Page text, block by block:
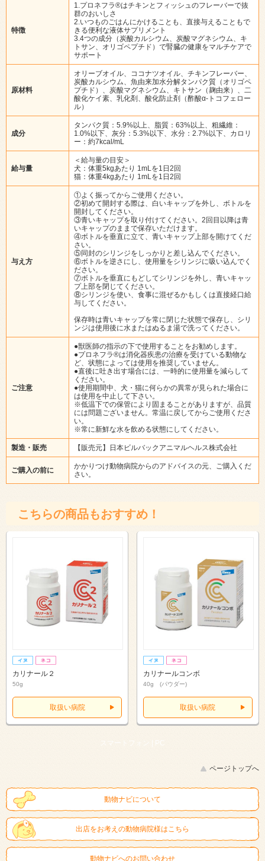
特徴
1.プロネフラ®はチキンとフィッシュのフレーバーで抜
群のおいしさ
2.いつものごはんにかけることも、直接与えることもで
きる便利な液体サプリメント
3.4つの成分（炭酸カルシウム、炭酸マグネシウム、キ
トサン、オリゴペプチド）で腎臓の健康をマルチケアで
サポート
原材料
オリーブオイル、ココナツオイル、チキンフレーバー、
炭酸カルシウム、魚由来加水分解タンパク質（オリゴペ
プチド）、炭酸マグネシウム、キトサン（麹由来）、二
酸化ケイ素、乳化剤、酸化防止剤（酢酸α-トコフェロー
ル）
成分
タンパク質：5.9%以上、脂質：63%以上、粗繊維：
1.0%以下、灰分：5.3%以下、水分：2.7%以下、カロリ
ー：約7kcal/mL
給与量
＜給与量の目安＞
犬：体重5kgあたり 1mLを1日2回
猫：体重4kgあたり 1mLを1日2回
与え方
①よく振ってからご使用ください。
②初めて開封する際は、白いキャップを外し、ボトルを
開封してください。
③青いキャップを取り付けてください。2回目以降は青
いキャップのままで保存いただけます。
④ボトルを垂直に立て、青いキャップ上部を開けてくだ
さい。
⑤同封のシリンジをしっかりと差し込んでください。
⑥ボトルを逆さにし、使用量をシリンジに吸い込んでく
ださい。
⑦ボトルを垂直にもどしてシリンジを外し、青いキャッ
プ上部を閉じてください。
⑧シリンジを使い、食事に混ぜるかもしくは直接経口給
与してください。
保存時は青いキャップを常に閉じた状態で保存し、シリ
ンジは使用後に水またはぬるま湯で洗ってください。
ご注意
●獣医師の指示の下で使用することをお勧めします。
●プロネフラ®は消化器疾患の治療を受けている動物な
ど、状態によっては使用を推奨していません。
●直後に吐き出す場合には、一時的に使用量を減らして
ください。
●使用期間中、犬・猫に何らかの異常が見られた場合に
は使用を中止して下さい。
※低温下での保管により固まることがありますが、品質
には問題ございません。常温に戻してからご使用くださ
い。
※常に新鮮な水を飲める状態にしてください。
製造・販売 【販売元】日本ビルバックアニマルヘルス株式会社
ご購入の前に
かかりつけ動物病院からのアドバイスの元、ご購入くだ
さい。
こちらの商品もおすすめ！
カリナール２
50g
取扱い病院
カリナールコンボ
40g (パウダー)
取扱い病院
スマートフォン | PC
ページトップへ
動物ナビについて
出店をお考えの動物病院様はこちら
動物ナビへのお問い合わせ